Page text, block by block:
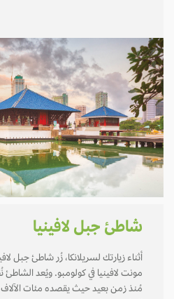
شاطئ جبل لافينيا
أثناء زيارتك لسريلانكا، زُر شاطئ جبل
مونت لافينيا في كولومبو. ويُعد الشاطئ
مُنذ زمن بعيد حيث يقصده مئات الآلاف